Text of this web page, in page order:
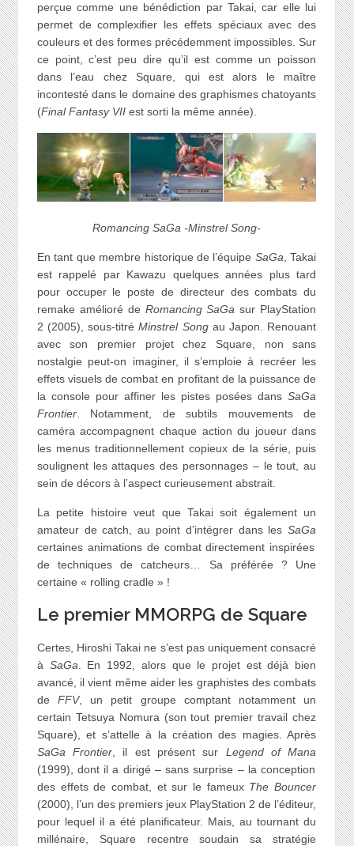
perçue comme une bénédiction par Takai, car elle lui
permet de complexifier les effets spéciaux avec des
couleurs et des formes précédemment impossibles. Sur
ce point, c’est peu dire qu’il est comme un poisson
dans l’eau chez Square, qui est alors le maître
incontesté dans le domaine des graphismes chatoyants
(Final Fantasy VIIest sorti la même année).
Romancing SaGa -Minstrel Song-
En tant que membre historique de l’équipe SaGa , Takai
est rappelé par Kawazu quelques années plus tard
pour occuper le poste de directeur des combats du
remake amélioré de Romancing SaGa sur PlayStation
2 (2005), sous-titréMinstrel Songau Japon. Renouant
avec son premier projet chez Square, non sans
nostalgie peut-on imaginer, il s’emploie à recréer les
effets visuels de combat en profitant de la puissance de
la console pour affiner les pistes posées dansSaGa
Frontier. Notamment, de subtils mouvements de
caméra accompagnent chaque action du joueur dans
les menus traditionnellement copieux de la série, puis
soulignent les attaques des personnages – le tout, au
sein de décors à l’aspect curieusement abstrait.
La petite histoire veut que Takai soit également un
amateur de catch, au point d’intégrer dans lesSaGa
certaines animations de combat directement inspirées
de techniques de catcheurs… Sa préférée ? Une
certaine « rolling cradle » !
Le premier MMORPG de Square
Certes, Hiroshi Takai ne s’est pas uniquement consacré
à SaGa . En 1992, alors que le projet est déjà bien
avancé, il vient même aider les graphistes des combats
deFFV, un petit groupe comptant notamment un
certain Tetsuya Nomura (son tout premier travail chez
Square), et s’attelle à la création des magies. Après
SaGa Frontier , il est présent sur Legend of Mana
(1999), dont il a dirigé – sans surprise – la conception
des effets de combat, et sur le fameux The Bouncer
(2000), l’un des premiers jeux PlayStation 2 de l’éditeur,
pour lequel il a été planificateur. Mais, au tournant du
millénaire, Square recentre soudain sa stratégie